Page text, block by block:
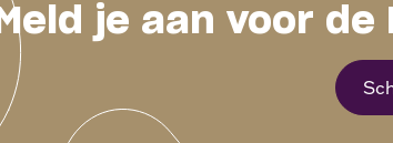
Meld je aan voor